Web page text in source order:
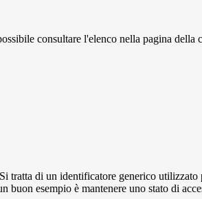
consultare l'elenco nella pagina della
tratta di un identificatore generico
esempio è mantenere uno stato di